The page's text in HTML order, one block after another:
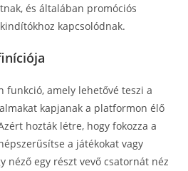
és általában promóciós
kapcsolódnak.
funkció, amely lehetővé teszi a
kapjanak a platformon élő
hozták létre, hogy fokozza a
a játékokat vagy
néző egy részt vevő csatornát néz